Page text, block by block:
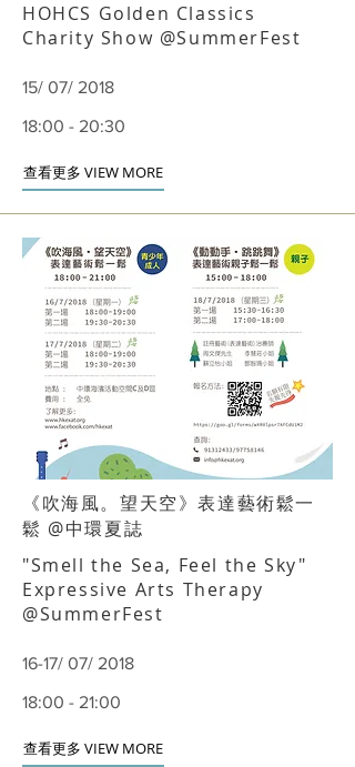
HOHCS Golden Classics
Charity Show @SummerFest
15/ 07/ 2018
18:00 - 20:30
查看更多 VIEW MORE
《吹海風。望天空》表達藝術鬆一
鬆 @中環夏誌
"Smell the Sea, Feel the Sky"
Expressive Arts Therapy
@SummerFest
16-17/ 07/ 2018
18:00 - 21:00
查看更多 VIEW MORE